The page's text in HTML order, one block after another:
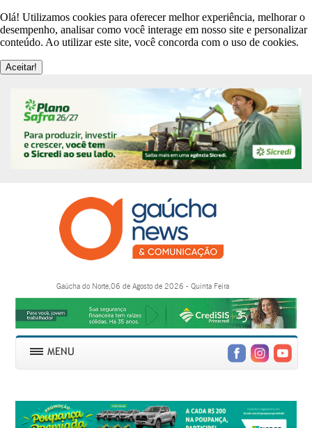
Olá! Utilizamos cookies para oferecer melhor experiência, melhorar o
desempenho, analisar como você interage em nosso site e personalizar
conteúdo. Ao utilizar este site, você concorda com o uso de cookies.
Aceitar!
Gaúcha do Norte,06 de Agosto de 2026 - Quinta Feira